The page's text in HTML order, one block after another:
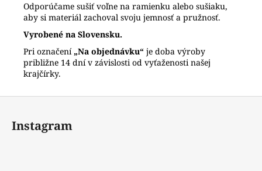
Odporúčame sušiť voľne na ramienku alebo sušiaku,
aby si materiál zachoval svoju jemnosť a pružnosť.
Vyrobené na Slovensku.
Pri označení „Na objednávku“ je doba výroby
približne 14 dní v závislosti od vyťaženosti našej
krajčírky.
Instagram